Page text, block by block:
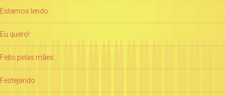
Estamos lendo
Eu quero!
Feito pelas mães
Festejando